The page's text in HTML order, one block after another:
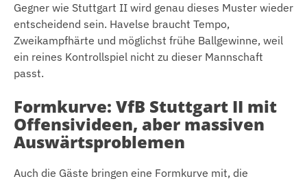
Gegner wie Stuttgart II wird genau dieses Muster wieder
entscheidend sein. Havelse braucht Tempo,
Zweikampfhärte und möglichst frühe Ballgewinne, weil
ein reines Kontrollspiel nicht zu dieser Mannschaft
passt.
Formkurve: VfB Stuttgart II mit
Offensivideen, aber massiven
Auswärtsproblemen
Auch die Gäste bringen eine Formkurve mit, die